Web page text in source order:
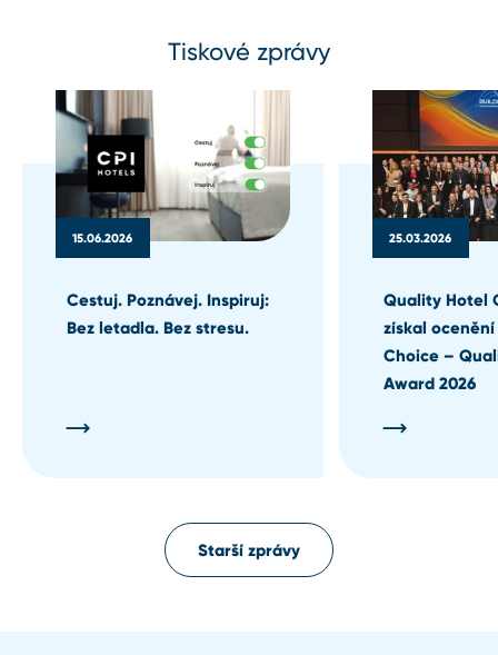
Tiskové zprávy
15.06.2026
Cestuj. Poznávej. Inspiruj:
Bez letadla. Bez stresu.
25.03.2026
Quality Hotel
získal
Choice –
Award 2026
Starší zprávy